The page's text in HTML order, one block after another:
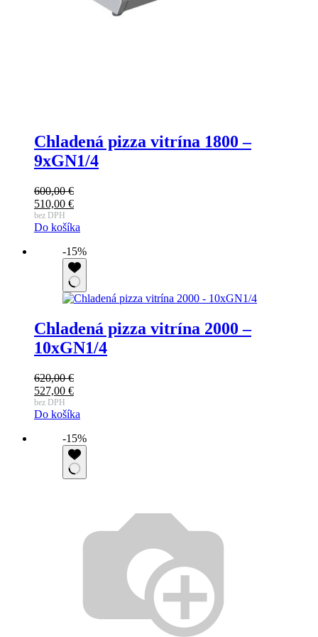
Chladená pizza vitrína 1800 –
9xGN1/4
600,00€
Pôvodná
cena
bola:
510,00 €
Aktuálna
cena
510,00 €.
bez DPH
Do košíka
-15%
Chladená pizza vitrína 2000 –
10xGN1/4
620,00€
Pôvodná
cena
bola:
527,00 €
Aktuálna
cena
527,00 €.
bez DPH
Do košíka
-15%